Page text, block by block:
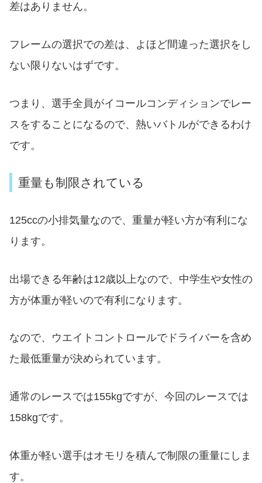
差はありません。
フレームの選択での差は、よほど間違った選択をし
ない限りないはずです。
つまり、選手全員がイコールコンディションでレー
スをすることになるので、熱いバトルができるわけ
です。
重量も制限されている
125ccの小排気量なので、重量が軽い方が有利にな
ります。
出場できる年齢は12歳以上なので、中学生や女性の
方が体重が軽いので有利になります。
なので、ウエイトコントロールでドライバーを含め
た最低重量が決められています。
通常のレースでは155kgですが、今回のレースでは
158kgです。
体重が軽い選手はオモリを積んで制限の重量にしま
す。